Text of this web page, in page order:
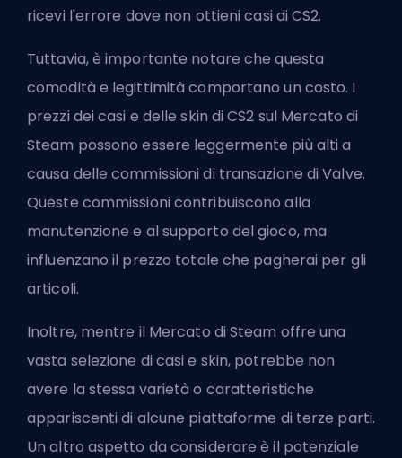
ricevi l'errore dove non ottieni casi di CS2.
Tuttavia, è importante notare che questa
comodità e legittimità comportano un costo. I
prezzi dei casi e delle skin di CS2 sul Mercato di
Steam possono essere leggermente più alti a
causa delle commissioni di transazione di Valve.
Queste commissioni contribuiscono alla
manutenzione e al supporto del gioco, ma
influenzano il prezzo totale che pagherai per gli
articoli.
Inoltre, mentre il Mercato di Steam offre una
vasta selezione di casi e skin, potrebbe non
avere la stessa varietà o caratteristiche
appariscenti di alcune piattaforme di terze parti.
Un altro aspetto da considerare è il potenziale